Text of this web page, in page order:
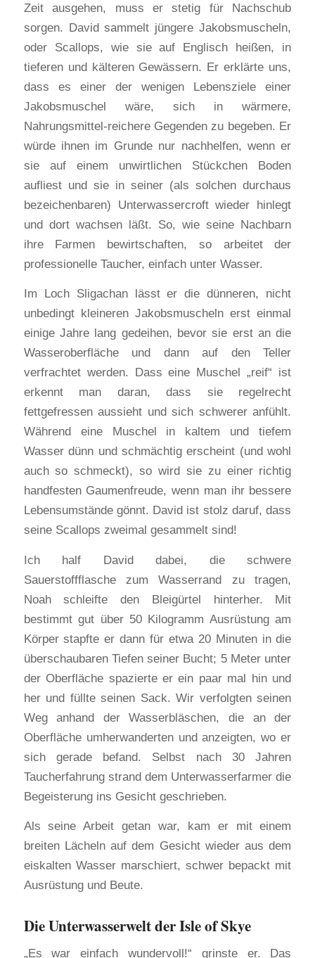
Zeit ausgehen, muss er stetig für Nachschub
sorgen. David sammelt jüngere Jakobsmuscheln,
oder Scallops, wie sie auf Englisch heißen, in
tieferen und kälteren Gewässern. Er erklärte uns,
dass es einer der wenigen Lebensziele einer
Jakobsmuschel wäre, sich in wärmere,
Nahrungsmittel-reichere Gegenden zu begeben. Er
würde ihnen im Grunde nur nachhelfen, wenn er
sie auf einem unwirtlichen Stückchen Boden
aufliest und sie in seiner (als solchen durchaus
bezeichenbaren) Unterwassercroft wieder hinlegt
und dort wachsen läßt. So, wie seine Nachbarn
ihre Farmen bewirtschaften, so arbeitet der
professionelle Taucher, einfach unter Wasser.
Im Loch Sligachan lässt er die dünneren, nicht
unbedingt kleineren Jakobsmuscheln erst einmal
einige Jahre lang gedeihen, bevor sie erst an die
Wasseroberfläche und dann auf den Teller
verfrachtet werden. Dass eine Muschel „reif“ ist
erkennt man daran, dass sie regelrecht
fettgefressen aussieht und sich schwerer anfühlt.
Während eine Muschel in kaltem und tiefem
Wasser dünn und schmächtig erscheint (und wohl
auch so schmeckt), so wird sie zu einer richtig
handfesten Gaumenfreude, wenn man ihr bessere
Lebensumstände gönnt. David ist stolz daruf, dass
seine Scallops zweimal gesammelt sind!
Ich half David dabei, die schwere
Sauerstoffflasche zum Wasserrand zu tragen,
Noah schleifte den Bleigürtel hinterher. Mit
bestimmt gut über 50 Kilogramm Ausrüstung am
Körper stapfte er dann für etwa 20 Minuten in die
überschaubaren Tiefen seiner Bucht; 5 Meter unter
der Oberfläche spazierte er ein paar mal hin und
her und füllte seinen Sack. Wir verfolgten seinen
Weg anhand der Wasserbläschen, die an der
Oberfläche umherwanderten und anzeigten, wo er
sich gerade befand. Selbst nach 30 Jahren
Taucherfahrung strand dem Unterwasserfarmer die
Begeisterung ins Gesicht geschrieben.
Als seine Arbeit getan war, kam er mit einem
breiten Lächeln auf dem Gesicht wieder aus dem
eiskalten Wasser marschiert, schwer bepackt mit
Ausrüstung und Beute.
Die Unterwasserwelt der Isle of Skye
„Es war einfach wundervoll!“ grinste er. Das